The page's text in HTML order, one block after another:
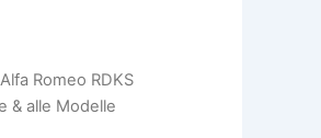
Romeo RDKS
& alle Modelle